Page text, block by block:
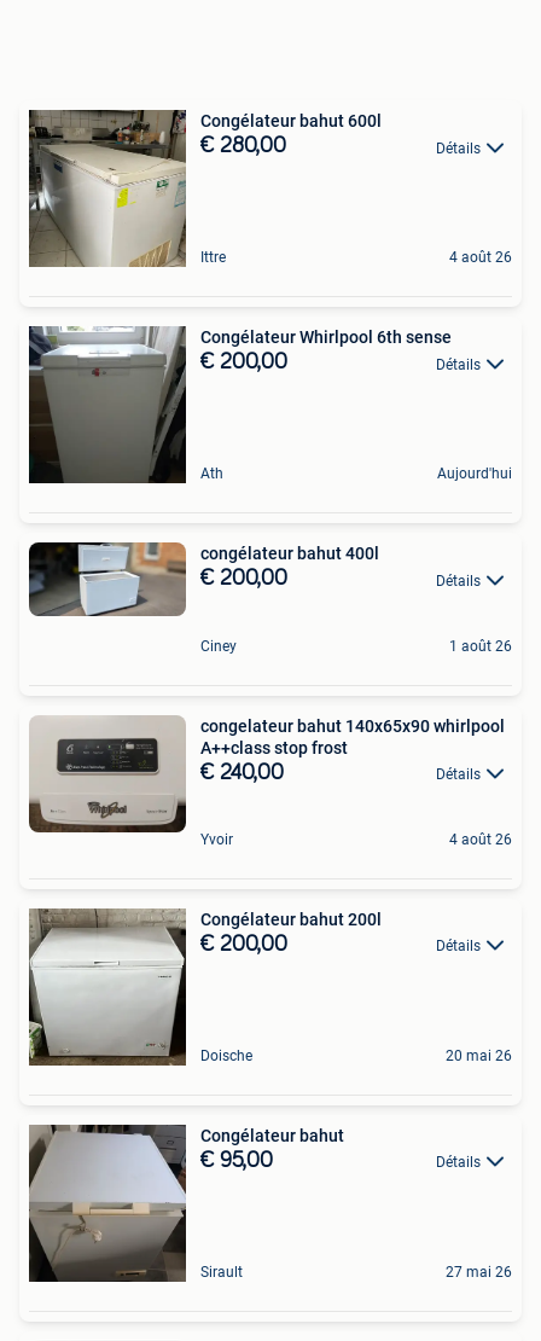
Congélateur bahut 600l
€ 280,00 Détails
Ittre 4 août 26
Congélateur Whirlpool 6th sense
€ 200,00 Détails
Ath Aujourd'hui
congélateur bahut 400l
€ 200,00 Détails
Ciney 1 août 26
congelateur bahut 140x65x90 whirlpool
A++class stop frost
€ 240,00 Détails
Yvoir 4 août 26
Congélateur bahut 200l
€ 200,00 Détails
Doische 20 mai 26
Congélateur bahut
€ 95,00 Détails
Sirault 27 mai 26